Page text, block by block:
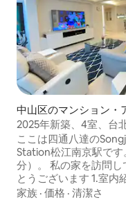
中山区のマンション・
ト
2025年新築、4室、台
まで1分、松江南京双
ここは四通八達の
Station松江南京駅です
分）。 私の家を訪問
とうございます 1.室内
ロア全体のアパートで
家族 · 価格 · 清潔さ